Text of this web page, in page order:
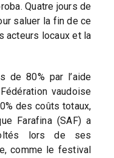
Quatre jours de
saluer la fin de ce
acteurs locaux et la
de 80% par l’aide
vaudoise
des coûts totaux,
Farafina (SAF) a
lors de ses
comme le festival